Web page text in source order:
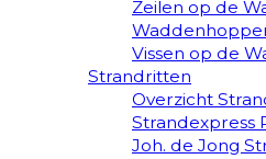
Zeilen op de
Vissen op de
Strandritten
Overzicht
Strandexpress
Joh. de Jong